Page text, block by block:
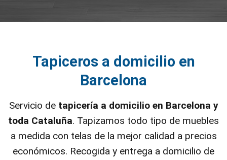
Tapiceros a domicilio en
Barcelona
Servicio de tapicería a domicilio en Barcelona y
toda Cataluña. Tapizamos todo tipo de muebles
a medida con telas de la mejor calidad a precios
económicos. Recogida y entrega a domicilio de